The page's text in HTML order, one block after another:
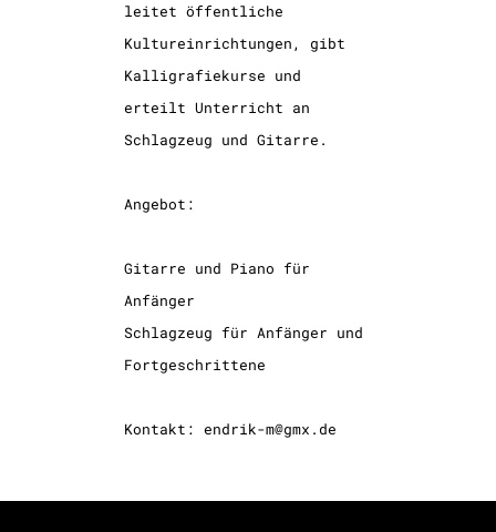
leitet öffentliche
Kultureinrichtungen, gibt
Kalligrafiekurse und
erteilt Unterricht an
Schlagzeug und Gitarre.
Angebot:
Gitarre und Piano für
Anfänger
Schlagzeug für Anfänger und
Fortgeschrittene
Kontakt: endrik-m@gmx.de